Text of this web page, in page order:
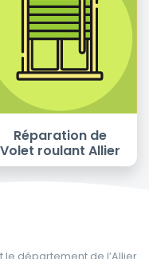
Réparation de
Volet roulant Allier
département de l’Allier